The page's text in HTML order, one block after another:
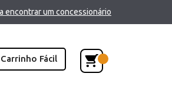
encontrar um concessionário
Carrinho Fácil